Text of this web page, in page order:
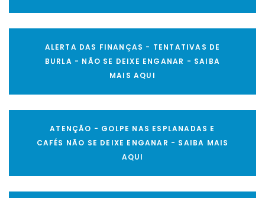
ALERTA DAS FINANÇAS - TENTATIVAS DE
BURLA - NÃO SE DEIXE ENGANAR - SAIBA
MAIS AQUI
ATENÇÃO - GOLPE NAS ESPLANADAS E
CAFÉS NÃO SE DEIXE ENGANAR - SAIBA MAIS
AQUI